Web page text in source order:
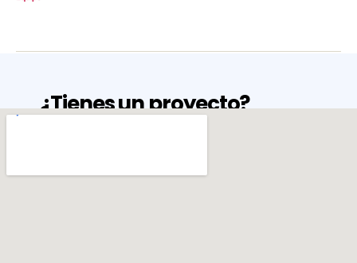
¿Tienes un proyecto?
sodales sed nibh quis rhoncus. Morbi ipsum